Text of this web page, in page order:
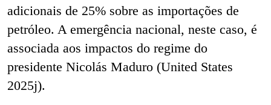
adicionais de 25% sobre as importações de
petróleo. A emergência nacional, neste caso, é
associada aos impactos do regime do
presidente Nicolás Maduro (United States
2025j).